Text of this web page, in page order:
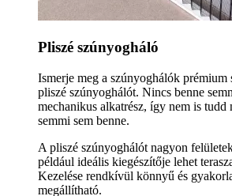
Pliszé szúnyogháló
Ismerje meg a szúnyoghálók prémium
pliszé szúnyoghálót. Nincs benne
mechanikus alkatrész, így nem is tudd
semmi sem benne.
A pliszé szúnyoghálót nagyon
például ideális kiegészítője lehet
Kezelése rendkívül könnyű és
megállítható.